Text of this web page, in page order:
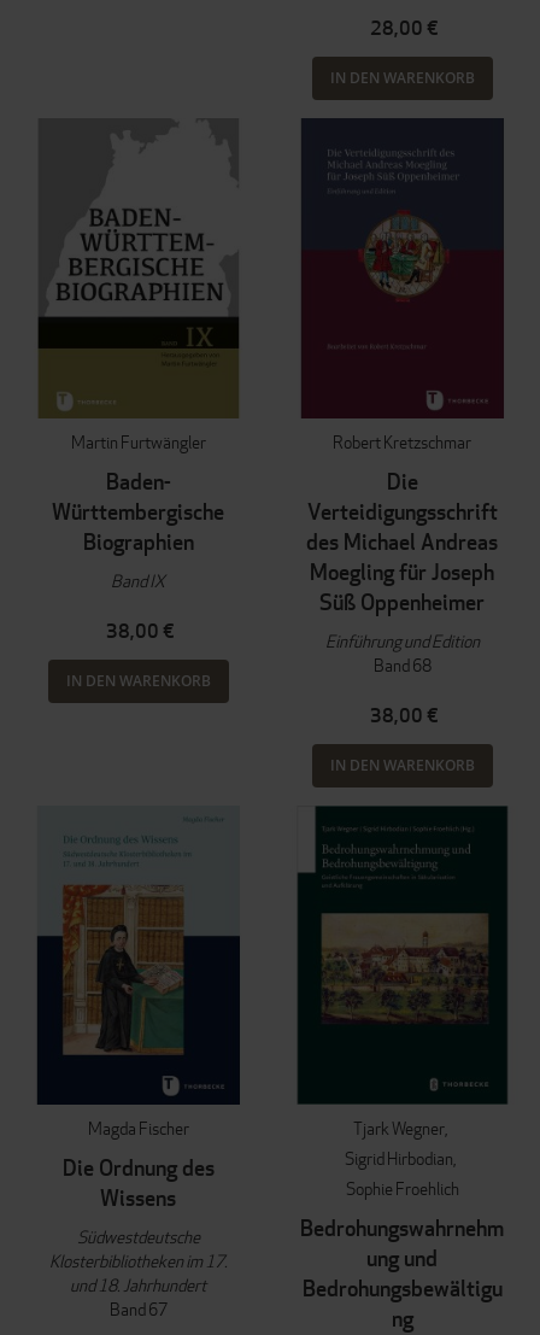
28,00 €
IN DEN WARENKORB
Martin Furtwängler
Baden-
Württembergische
Biographien
Band IX
38,00 €
IN DEN WARENKORB
Robert Kretzschmar
Die
Verteidigungsschrift
des Michael Andreas
Moegling für Joseph
Süß Oppenheimer
Einführung und Edition
Band 68
38,00 €
IN DEN WARENKORB
Magda Fischer
Die Ordnung des
Wissens
Südwestdeutsche
Klosterbibliotheken im 17.
und 18. Jahrhundert
Band 67
Tjark Wegner
Sigrid Hirbodian
Sophie Froehlich
Bedrohungswahrnehm
ung und
Bedrohungsbewältigu
ng